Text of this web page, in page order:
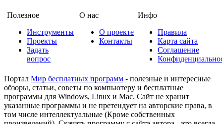
Полезное
Инструменты
Проекты
Задать
вопрос
О нас
О проекте
Контакты
Инфо
Правила
Карта сайта
Соглашение
Портал Мир бесплатных программ - полезные и интересные
обзоры, статьи, советы по компьютеру и бесплатные
программы для Windows, Linux и Mac. Сайт не хранит
указанные программы и не претендует на авторские права, в
том числе интеллектуальные (Кроме собственных